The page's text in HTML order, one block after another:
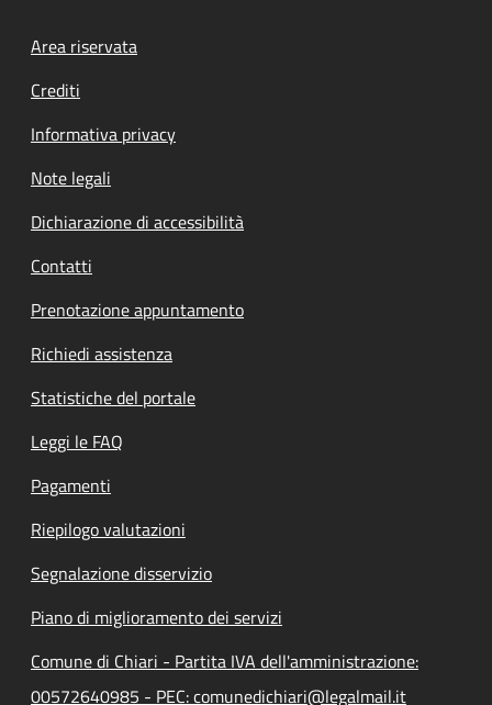
Footer menu
Area riservata
Crediti
Informativa privacy
Note legali
Dichiarazione di accessibilità
Contatti
Prenotazione appuntamento
Richiedi assistenza
Statistiche del portale
Leggi le FAQ
Pagamenti
Riepilogo valutazioni
Segnalazione disservizio
Piano di miglioramento dei servizi
Comune di Chiari - Partita IVA dell'amministrazione:
00572640985 - PEC: comunedichiari@legalmail.it